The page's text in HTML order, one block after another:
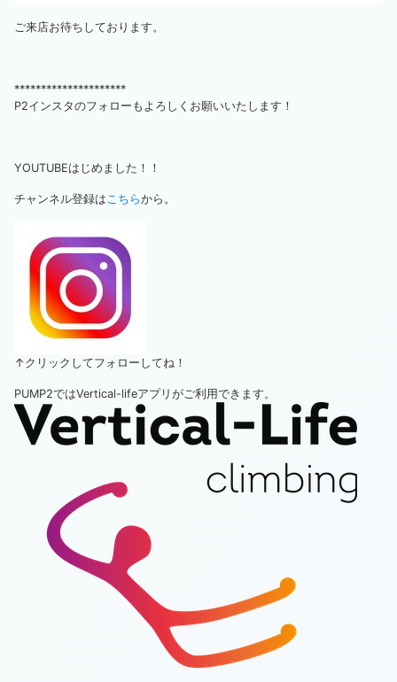
ご来店お待ちしております。
*********************
P2インスタのフォローもよろしくお願いいたします！
YOUTUBEはじめました！！
チャンネル登録はこちらから。
↑クリックしてフォローしてね！
PUMP2ではVertical-lifeアプリがご利用できます。